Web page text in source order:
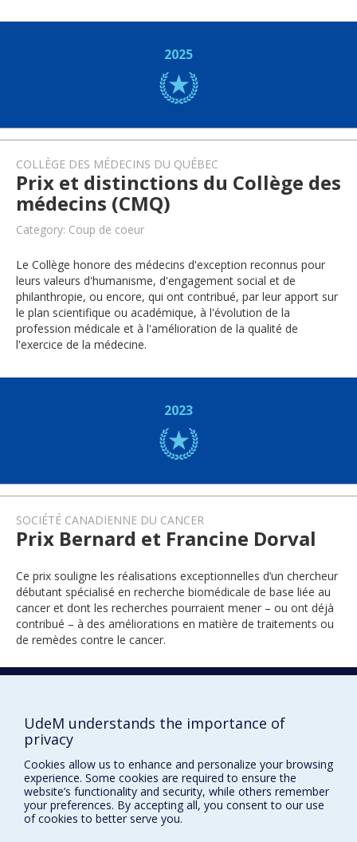
2025
COLLÈGE DES MÉDECINS DU QUÉBEC
Prix et distinctions du Collège des
médecins (CMQ)
Category: Coup de coeur
Le Collège honore des médecins d'exception reconnus pour
leurs valeurs d'humanisme, d'engagement social et de
philanthropie, ou encore, qui ont contribué, par leur apport sur
le plan scientifique ou académique, à l'évolution de la
profession médicale et à l'amélioration de la qualité de
l'exercice de la médecine.
2023
SOCIÉTÉ CANADIENNE DU CANCER
Prix Bernard et Francine Dorval
Ce prix souligne les réalisations exceptionnelles d’un chercheur
débutant spécialisé en recherche biomédicale de base liée au
cancer et dont les recherches pourraient mener – ou ont déjà
contribué – à des améliorations en matière de traitements ou
de remèdes contre le cancer.
UdeM understands the importance of
privacy
Cookies allow us to enhance and personalize your browsing
experience. Some cookies are required to ensure the
website’s functionality and security, while others remember
your preferences. By accepting all, you consent to our use
of cookies to better serve you.